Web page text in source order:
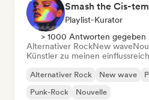
Smash the Cis-tem
Playlist-Kurator
> 1000 Antworten gegeben
Alternativer RockNew wave
Künstler zu meinen
Alternativer Rock New wave
Punk-Rock
Nouvelle